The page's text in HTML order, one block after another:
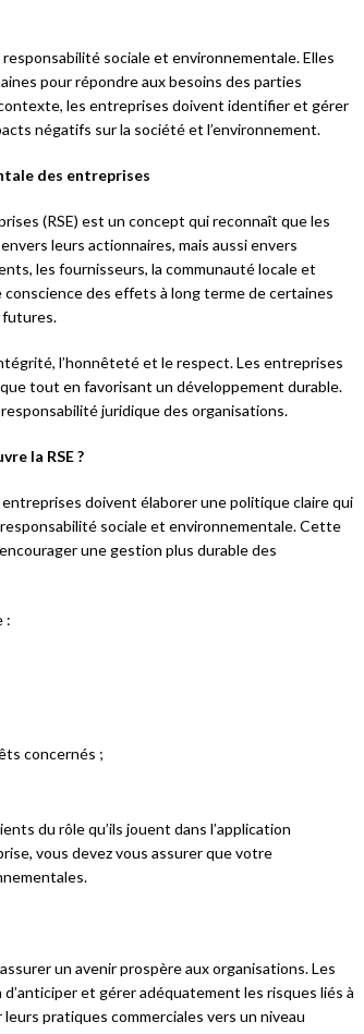
sociale et environnementale. Elles
pour répondre aux besoins des parties
les entreprises doivent identifier et gérer
négatifs sur la société et l’environnement.
des entreprises
(RSE) est un concept qui reconnaît que les
leurs actionnaires, mais aussi envers
les fournisseurs, la communauté locale et
conscience des effets à long terme de certaines
futures.
l’honnêteté et le respect. Les entreprises
tout en favorisant un développement durable.
juridique des organisations.
la RSE ?
doivent élaborer une politique claire qui
sociale et environnementale. Cette
une gestion plus durable des
:
concernés ;
du rôle qu’ils jouent dans l’application
vous devez vous assurer que votre
un avenir prospère aux organisations. Les
et gérer adéquatement les risques liés à
pratiques commerciales vers un niveau